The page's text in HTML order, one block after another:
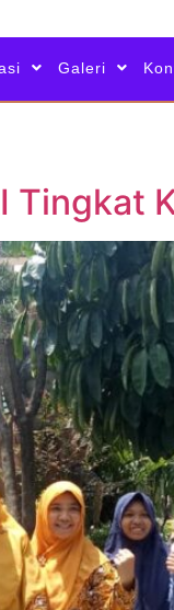
Galeri
Tingkat